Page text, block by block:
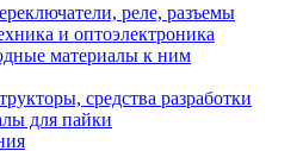
реле, разъемы
и оптоэлектроника
материалы к ним
средства разработки
для пайки